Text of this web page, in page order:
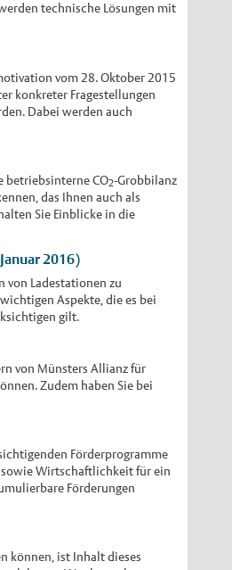
technische Lösungen mit
vom 28. Oktober 2015
konkreter Fragestellungen
Dabei werden auch
betriebsinterne CO2-Grobbilanz
das Ihnen auch als
Sie Einblicke in die
2016)
von Ladestationen zu
Aspekte, die es bei
gilt.
von Münsters Allianz für
Zudem haben Sie bei
Förderprogramme
Wirtschaftlichkeit für ein
Förderungen
können, ist Inhalt dieses